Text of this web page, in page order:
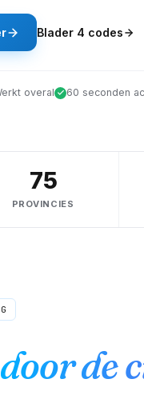
Blader 4 codes
overal 60 seconden
75
PROVINCIES
door de